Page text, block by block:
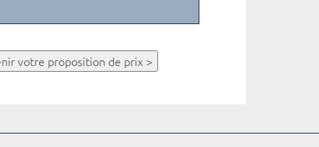
votre proposition de prix >